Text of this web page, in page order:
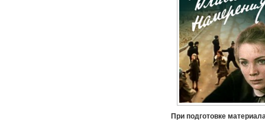
При подготовке